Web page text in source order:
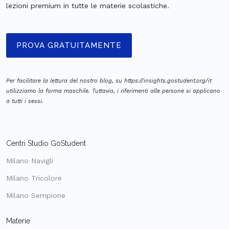
lezioni premium in tutte le materie scolastiche.
PROVA GRATUITAMENTE
Per facilitare la lettura del nostro blog, su https://insights.gostudent.org/it
utilizziamo la forma maschile. Tuttavia, i riferimenti alle persone si applicano
a tutti i sessi.
Centri Studio GoStudent
Milano Navigli
Milano Tricolore
Milano Sempione
Materie